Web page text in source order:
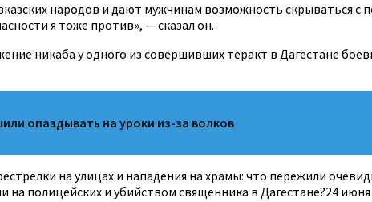
народов и дают мужчинам возможность
я тоже против», — сказал он.
никаба у одного из совершивших теракт в Дагестане
опаздывать на уроки из-за волков
на улицах и нападения на храмы: что пережили
на полицейских и убийством священника в Дагестане?24 июня